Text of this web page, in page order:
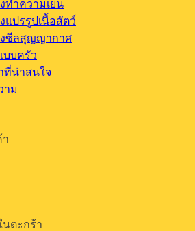
ทำความเย็น
แปรรูปเนื้อสัตว์
งซีลสุญญากาศ
บบครัว
ที่น่าสนใจ
าม
ตะกร้า